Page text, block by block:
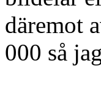
däremot
000 så